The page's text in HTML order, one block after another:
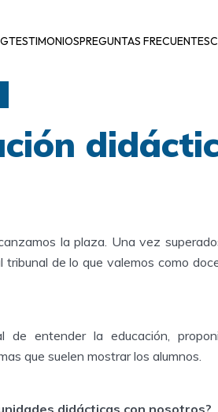
TESTIMONIOSPREGUNTAS FRECUENTES
la plaza. Una vez
de lo que valemos como
de entender la educación,
que suelen mostrar los alumnos.